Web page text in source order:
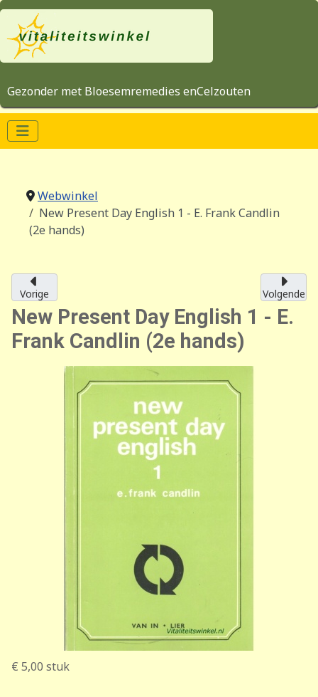
Gezonder met Bloesemremedies enCelzouten
Webwinkel
New Present Day English 1 - E. Frank Candlin
(2e hands)
Vorige Volgende
New Present Day English 1 - E.
Frank Candlin (2e hands)
€ 5,00 stuk